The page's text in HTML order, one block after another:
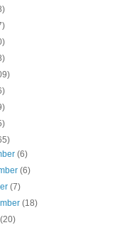
(6)
(6)
(7)
(18)
(20)